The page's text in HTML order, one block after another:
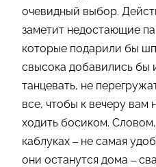
очевидный выбор.
заметит недостающие
которые подарили бы
свысока добавились бы
танцевать, не
все, чтобы к вечеру вам
ходить босиком.
каблуках – не самая
они останутся дома –